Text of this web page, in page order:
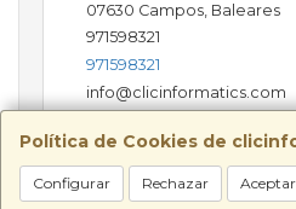
Política de Cookies de
Configurar Rechazar
07630 Campos, Baleares
971598321
971598321
info@clicinformatics.com
Horario